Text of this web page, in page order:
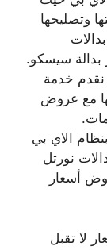
وتصليحها
سيسكو.
نقدم خدمة
مع عروض
الاي بي
نورتل
أسعار
لا تقبل